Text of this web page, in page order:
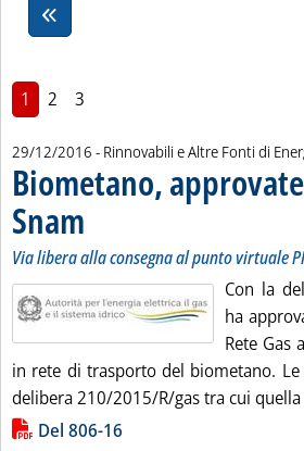
1 2 3
29/12/2016 - Rinnovabili e Altre Fonti di
Biometano,
Snam . Sottotitolo: Via libera alla consegna al
. Pubblicata giovedì 29 dicembre 2016 alle
Via libera alla consegna al punto virtuale
Con la
ha
Rete Gas
in rete di trasporto del biometano.
delibera 210/2015/R/gas tra cui quella
Lista allegati PDF alla notizia
Del 806-16